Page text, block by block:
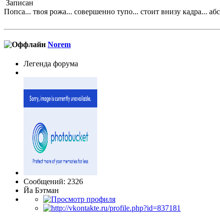
Записан
Попса... твоя рожа... совершенно тупо... стоит внизу кадра...
Norem
Легенда форума
Сообщений: 2326
Йа Бэтман